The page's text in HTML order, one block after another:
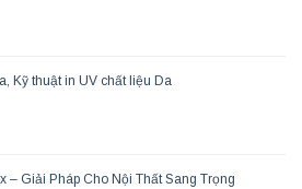
Kỹ thuật in UV chất liệu Da
– Giải Pháp Cho Nội Thất Sang Trọng